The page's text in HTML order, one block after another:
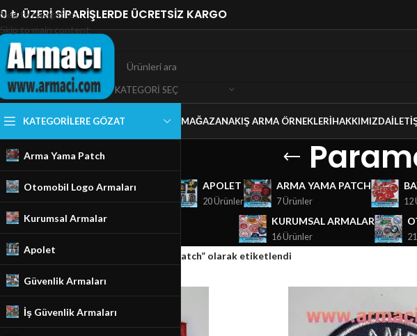
Skip to navigation
Skip to main content
₺ ÜZERİ SİPARİŞLERDE ÜCRETSİZ KARGO
KATEGORI SEÇ
KATEGORILERE GÖZAT
Arma Yama Patch
Otomobil Logo Armaları
Kurumsal Armalar
Apolet
Güvenlik Armaları
İş Güvenlik Armaları
MAĞAZANAKIŞ ARMA ÖRNEKLERIHAKKIMIZDA
GÜVENLIK ARMALARI
18 Ürünler
APOLET
20 Ürünler
ARMA YAMA PATCH
7 Ürünler 12
KURUMSAL ARMALAR
16 Ürünler
Ana Sayfa/Mağaza Ürünler “Paramedic patch” olarak etiketlendi